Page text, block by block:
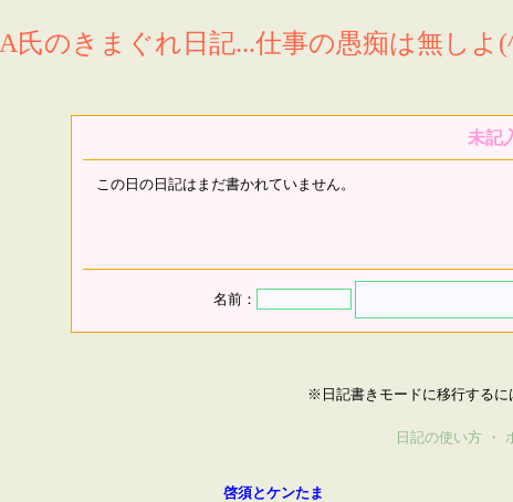
A氏のきまぐれ日記...仕事の愚痴は無しよ
未記
この日の日記はまだ書かれていません。
名前：
※日記書きモードに移行するに
日記の使い方 ・
啓須とケンたま